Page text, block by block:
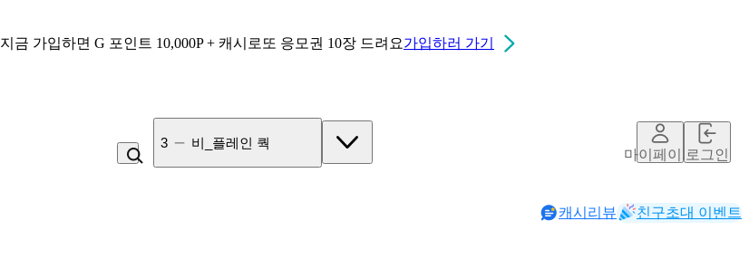
지금 가입하면 G 포인트 10,000P + 캐시로또 응모권 10장 드려요가입하러 가기
3 비_플레인 쿽
마이페이지로그인
캐시리뷰 친구초대 이벤트